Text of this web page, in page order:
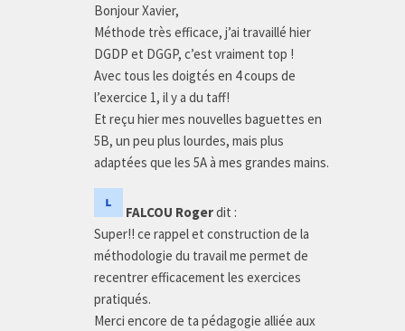
Bonjour Xavier,
Méthode très efficace, j’ai travaillé hier
DGDP et DGGP, c’est vraiment top !
Avec tous les doigtés en 4 coups de
l’exercice 1, il y a du taff!
Et reçu hier mes nouvelles baguettes en
5B, un peu plus lourdes, mais plus
adaptées que les 5A à mes grandes mains.
FALCOU Rogerdit :
Super!! ce rappel et construction de la
méthodologie du travail me permet de
recentrer efficacement les exercices
pratiqués.
Merci encore de ta pédagogie alliée aux